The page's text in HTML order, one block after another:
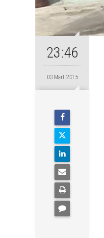
23:46
03 Mart 2015